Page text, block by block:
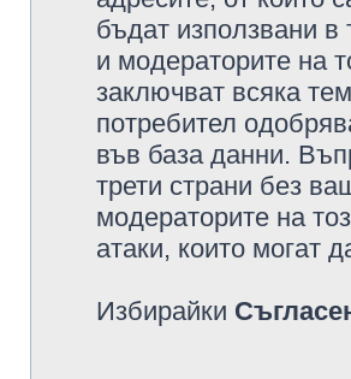
бъдат използвани
и модераторите на
заключват всяка
потребител
във база данни.
трети страни без
модераторите на
атаки, които могат
Избирайки